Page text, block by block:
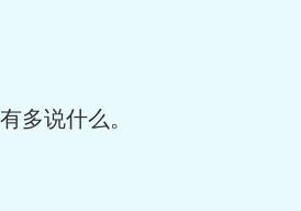
说什么。